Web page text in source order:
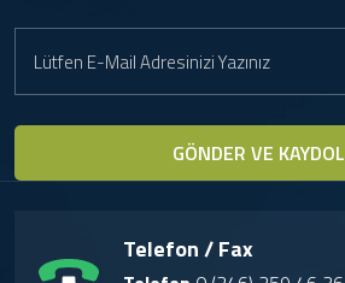
GÖNDER VE KAYDOL
Telefon / Fax